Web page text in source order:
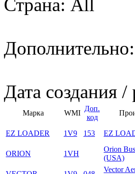
Страна: All
Дата создания
Марка WMI
Доп.
код
EZ LOADER
1V9 153 EZ
ORION
1VH
Orion
(USA)
Vector